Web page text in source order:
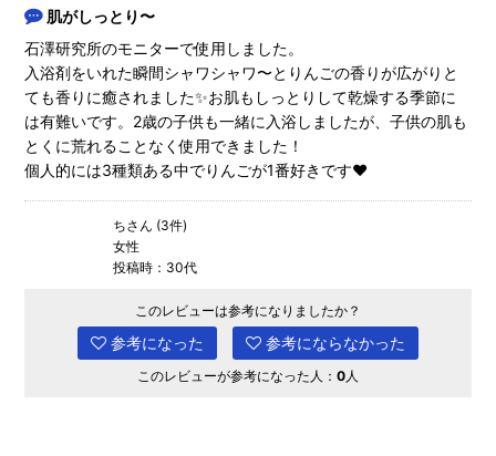
肌がしっとり〜
石澤研究所のモニターで使用しました。
入浴剤をいれた瞬間シャワシャワ〜とりんごの香りが広がりと
ても香りに癒されました✨お肌もしっとりして乾燥する季節に
は有難いです。2歳の子供も一緒に入浴しましたが、子供の肌も
とくに荒れることなく使用できました！
個人的には3種類ある中でりんごが1番好きです❤︎
ちさん (3件)
女性
投稿時：30代
このレビューは参考になりましたか？
参考になった 参考にならなかった
このレビューが参考になった人： 0人